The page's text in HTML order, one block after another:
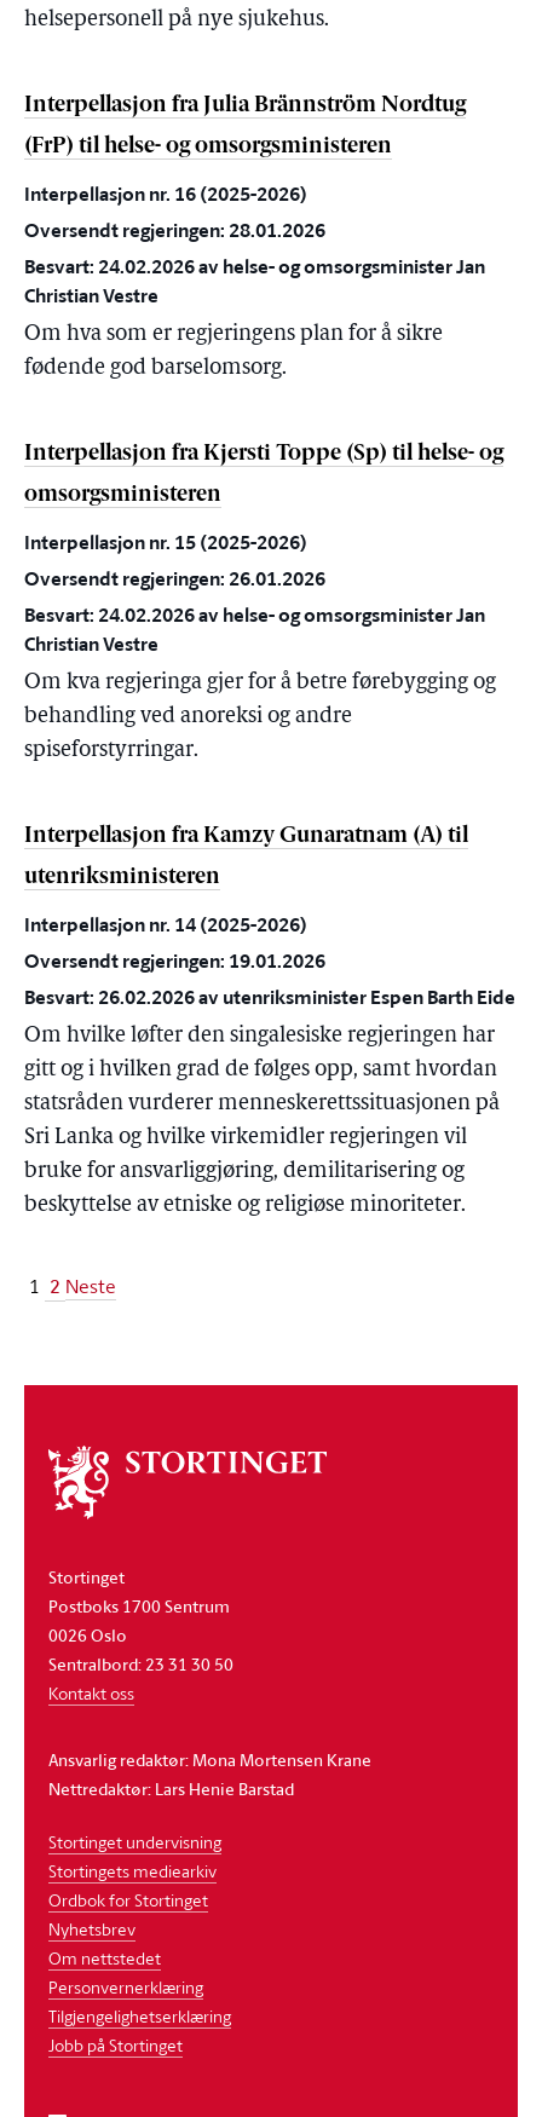
helsepersonell på nye sjukehus.
Interpellasjon fra Julia Brännström Nordtug
(FrP) til helse- og omsorgsministeren
Interpellasjon nr. 16 (2025-2026)
Oversendt regjeringen: 28.01.2026
Besvart: 24.02.2026 av helse- og omsorgsminister Jan
Christian Vestre
Om hva som er regjeringens plan for å sikre
fødende god barselomsorg.
Interpellasjon fra Kjersti Toppe (Sp) til helse- og
omsorgsministeren
Interpellasjon nr. 15 (2025-2026)
Oversendt regjeringen: 26.01.2026
Besvart: 24.02.2026 av helse- og omsorgsminister Jan
Christian Vestre
Om kva regjeringa gjer for å betre førebygging og
behandling ved anoreksi og andre
spiseforstyrringar.
Interpellasjon fra Kamzy Gunaratnam (A) til
utenriksministeren
Interpellasjon nr. 14 (2025-2026)
Oversendt regjeringen: 19.01.2026
Besvart: 26.02.2026 av utenriksminister Espen Barth Eide
Om hvilke løfter den singalesiske regjeringen har
gitt og i hvilken grad de følges opp, samt hvordan
statsråden vurderer menneskerettssituasjonen på
Sri Lanka og hvilke virkemidler regjeringen vil
bruke for ansvarliggjøring, demilitarisering og
beskyttelse av etniske og religiøse minoriteter.
1 2 Neste
Om
stortinget
Stortinget
Postboks 1700 Sentrum
0026 Oslo
Sentralbord: 23 31 30 50
Kontakt oss
Ansvarlig redaktør: Mona Mortensen Krane
Nettredaktør: Lars Henie Barstad
Stortinget undervisning
Stortingets mediearkiv
Ordbok for Stortinget
Nyhetsbrev
Om nettstedet
Personvernerklæring
Tilgjengelighetserklæring
Jobb på Stortinget